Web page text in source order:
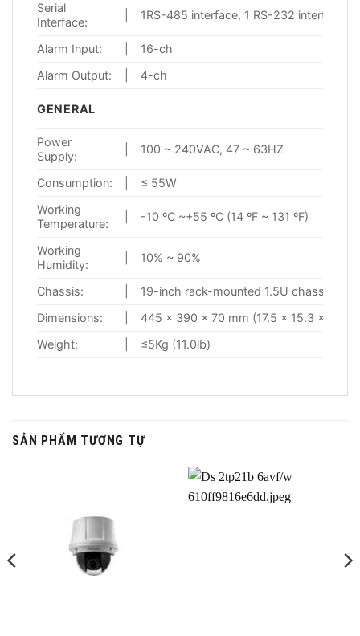
Serial
Interface:
1RS-485 interface, 1 RS-232 interface,
Alarm Input:
16-ch
Alarm Output:
4-ch
GENERAL
Power
Supply:
100 ~ 240VAC, 47 ~ 63HZ
Consumption:
≤ 55W
Working
Temperature:
-10 ºC ~+55 ºC (14 ºF ~ 131 ºF)
Working
Humidity:
10% ~ 90%
Chassis:
19-inch rack-mounted 1.5U chassis
Dimensions:
445 × 390 × 70 mm (17.5 × 15.3 × 2.7
Weight:
≤5Kg (11.0lb)
SẢN PHẨM TƯƠNG TỰ